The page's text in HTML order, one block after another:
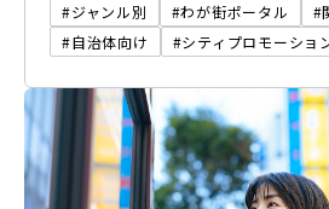
#ジャンル別
#わが街ポータル #
#自治体向け
#シティプロモーショ